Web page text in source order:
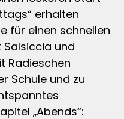
erhalten
für einen schnellen
Salsiccia und
Radieschen
Schule und zu
„Abends“: